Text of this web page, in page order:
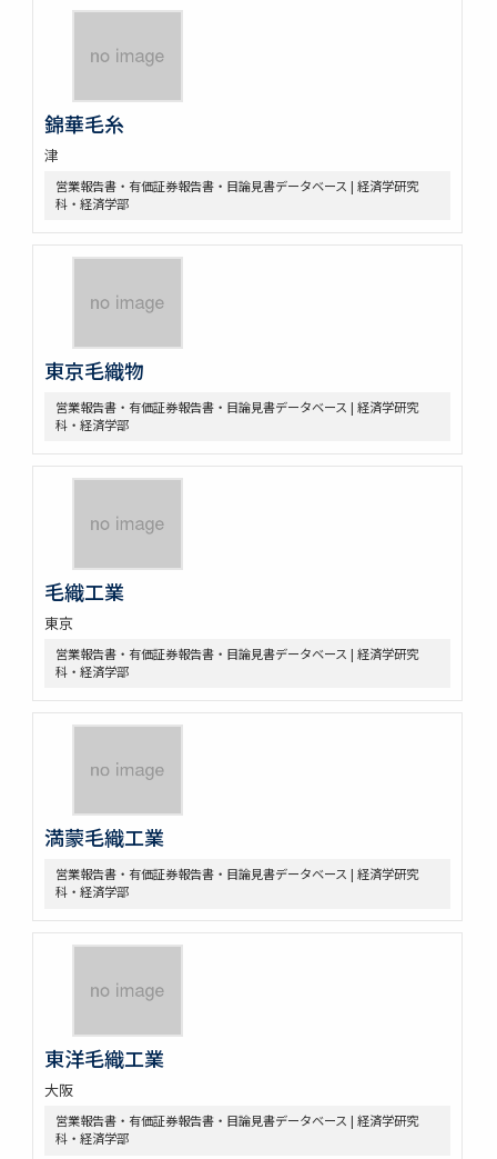
錦華毛糸
津
営業報告書・有価証券報告書・目論見書データベース | 経済学研究
科・経済学部
東京毛織物
営業報告書・有価証券報告書・目論見書データベース | 経済学研究
科・経済学部
毛織工業
東京
営業報告書・有価証券報告書・目論見書データベース | 経済学研究
科・経済学部
満蒙毛織工業
営業報告書・有価証券報告書・目論見書データベース | 経済学研究
科・経済学部
東洋毛織工業
大阪
営業報告書・有価証券報告書・目論見書データベース | 経済学研究
科・経済学部